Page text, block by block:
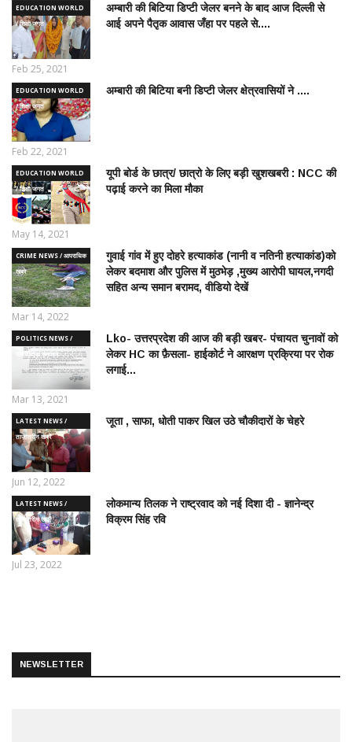
EDUCATION WORLD
/ शिक्षा जगत
अम्बारी की बिटिया डिप्टी जेलर बनने के बाद आज दिल्ली से
आई अपने पैतृक आवास जँहा पर पहले से....
Feb 25, 2021
EDUCATION WORLD
/ शिक्षा जगत
अम्बारी की बिटिया बनी डिप्टी जेलर क्षेत्रवासियों ने ....
Feb 22, 2021
EDUCATION WORLD
/ शिक्षा जगत
यूपी बोर्ड के छात्र/ छात्रो के लिए बड़ी खुशखबरी : NCC की
पढ़ाई करने का मिला मौका
May 14, 2021
CRIME NEWS / आपराधिक
ख़बरे
गुवाई गांव में हुए दोहरे हत्याकांड (नानी व नतिनी हत्याकांड)को
लेकर बदमाश और पुलिस में मुठभेड़ ,मुख्य आरोपी घायल,नगदी
सहित अन्य समान बरामद, वीडियो देखें
Mar 14, 2022
POLITICS NEWS /
राजनीतिक समाचार
Lko- उत्तरप्रदेश की आज की बड़ी खबर- पंचायत चुनावों को
लेकर HC का फ़ैसला- हाईकोर्ट ने आरक्षण प्रक्रिया पर रोक
लगाई...
Mar 13, 2021
LATEST NEWS /
ताज़ातरीन खबरें
जूता , साफा, धोती पाकर खिल उठे चौकीदारों के चेहरे
Jun 12, 2022
LATEST NEWS /
ताज़ातरीन खबरें
लोकमान्य तिलक ने राष्ट्रवाद को नई दिशा दी - ज्ञानेन्द्र
विक्रम सिंह रवि
Jul 23, 2022
NEWSLETTER